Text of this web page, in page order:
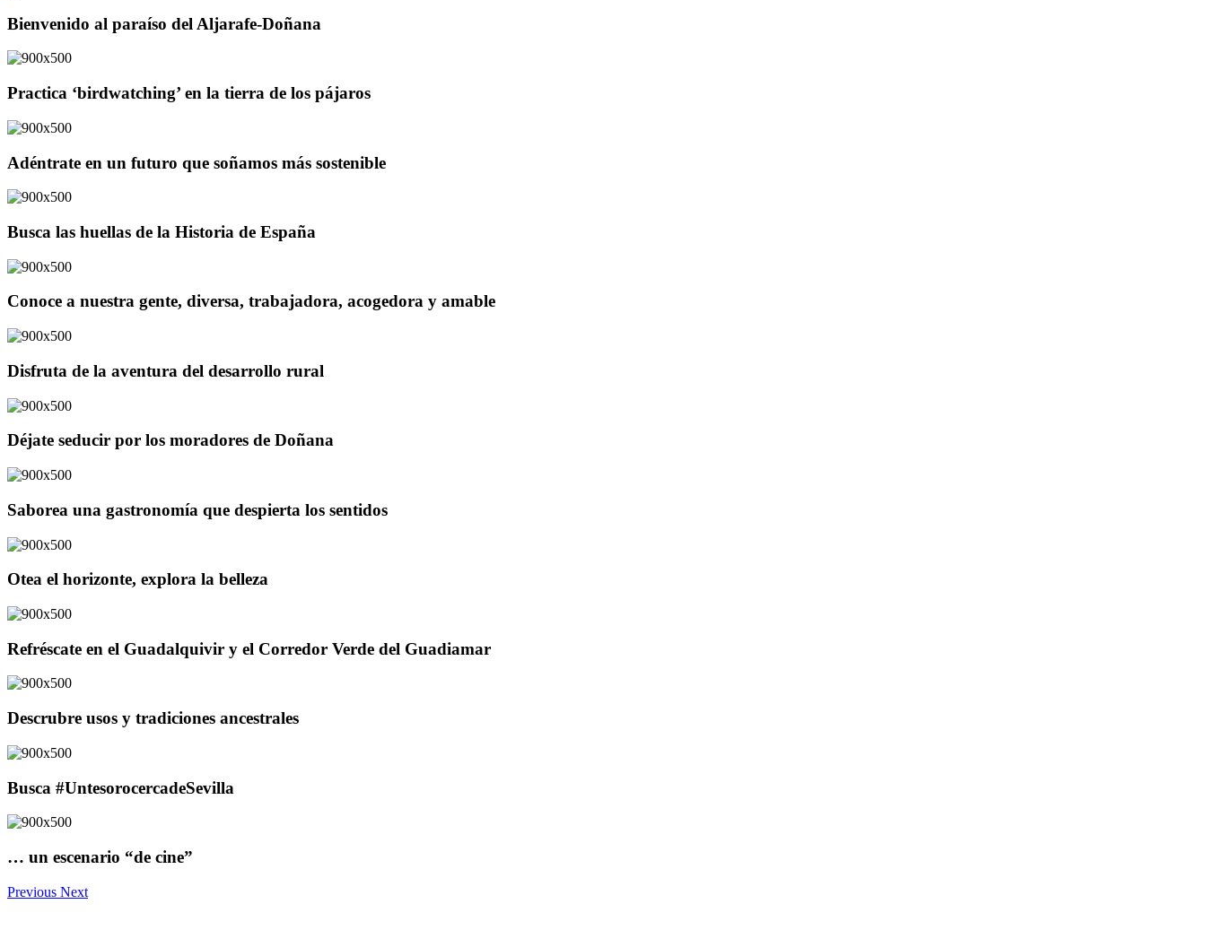
Bienvenido al paraíso del Aljarafe-Doñana
Practica ‘birdwatching’ en la tierra de los pájaros
Adéntrate en un futuro que soñamos más sostenible
Busca las huellas de la Historia de España
Conoce a nuestra gente, diversa, trabajadora, acogedora y amable
Disfruta de la aventura del desarrollo rural
Déjate seducir por los moradores de Doñana
Saborea una gastronomía que despierta los sentidos
Otea el horizonte, explora la belleza
Refréscate en el Guadalquivir y el Corredor Verde del Guadiamar
Descrubre usos y tradiciones ancestrales
Busca #UntesorocercadeSevilla
… un escenario “de cine”
Previous Next